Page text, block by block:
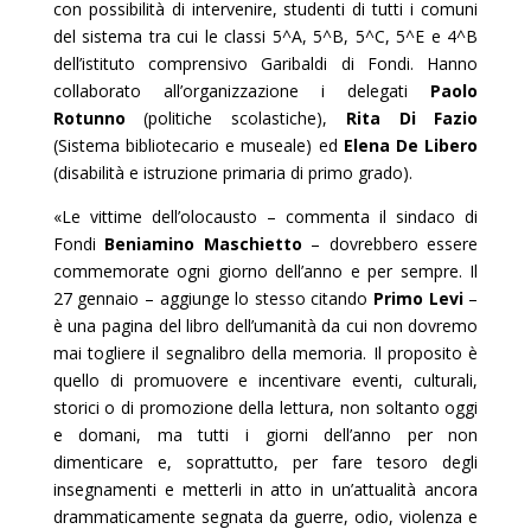
con possibilità di intervenire, studenti di tutti i comuni
del sistema tra cui le classi 5^A, 5^B, 5^C, 5^E e 4^B
dell’istituto comprensivo Garibaldi di Fondi. Hanno
collaborato all’organizzazione i delegati Paolo
Rotunno (politiche scolastiche), Rita Di Fazio
(Sistema bibliotecario e museale) ed Elena De Libero
(disabilità e istruzione primaria di primo grado).
«Le vittime dell’olocausto – commenta il sindaco di
Fondi Beniamino Maschietto – dovrebbero essere
commemorate ogni giorno dell’anno e per sempre. Il
27 gennaio – aggiunge lo stesso citando Primo Levi–
è una pagina del libro dell’umanità da cui non dovremo
mai togliere il segnalibro della memoria. Il proposito è
quello di promuovere e incentivare eventi, culturali,
storici o di promozione della lettura, non soltanto oggi
e domani, ma tutti i giorni dell’anno per non
dimenticare e, soprattutto, per fare tesoro degli
insegnamenti e metterli in atto in un’attualità ancora
drammaticamente segnata da guerre, odio, violenza e